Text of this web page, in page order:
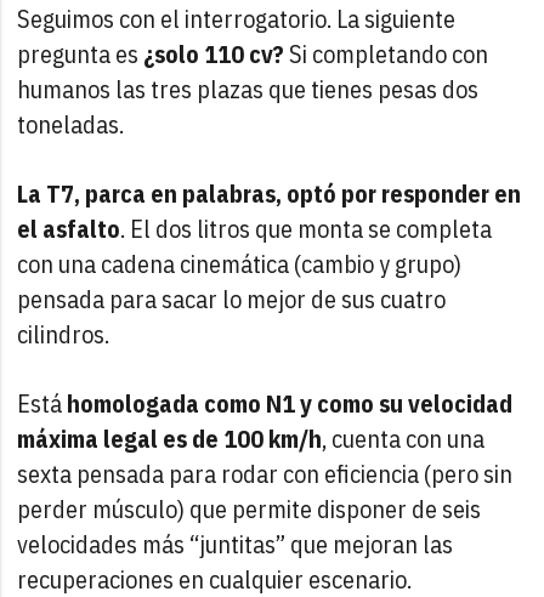
Seguimos con el interrogatorio. La siguiente
pregunta es ¿solo 110 cv?Si completando con
humanos las tres plazas que tienes pesas dos
toneladas.
La T7, parca en palabras, optó por responder en
el asfalto. El dos litros que monta se completa
con una cadena cinemática (cambio y grupo)
pensada para sacar lo mejor de sus cuatro
cilindros.
Estáhomologada como N1 y como su velocidad
máxima legal es de 100 km/h, cuenta con una
sexta pensada para rodar con eficiencia (pero sin
perder músculo) que permite disponer de seis
velocidades más “juntitas” que mejoran las
recuperaciones en cualquier escenario.